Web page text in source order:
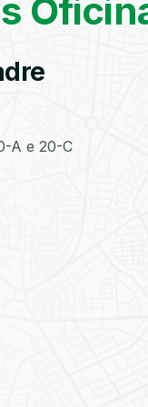
A e 20-C